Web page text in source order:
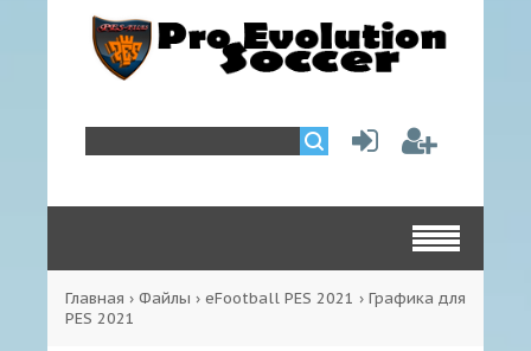
Главная › Файлы › eFootball PES 2021 › Графика для
PES 2021